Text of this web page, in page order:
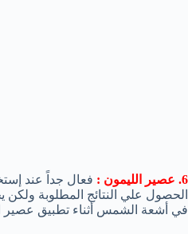
6. عصير الليمون :
فعال جداً عند
الحصول علي النتائج المطلوبة ولكن
في أشعة الشمس أثناء تطبيق عصير